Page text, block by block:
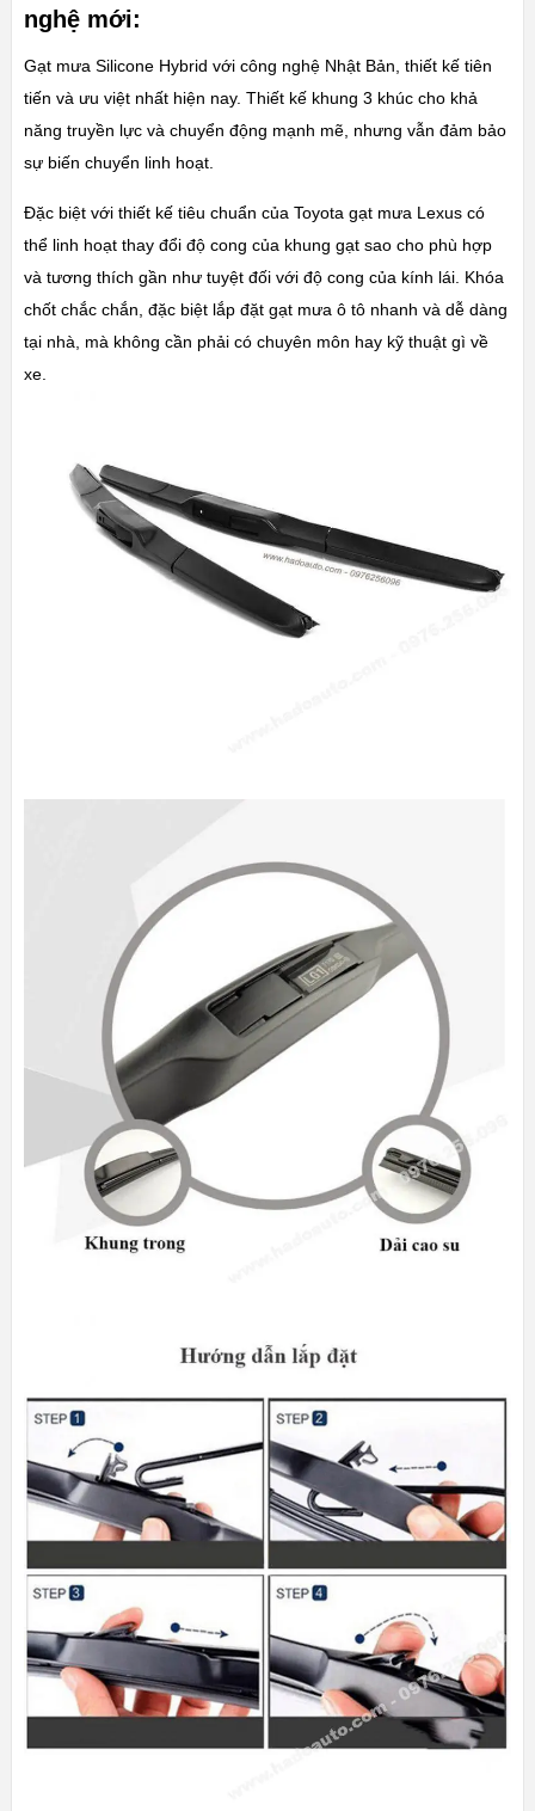
nghệ mới:
Gạt mưa Silicone Hybrid với công nghệ Nhật Bản, thiết kế tiên
tiến và ưu việt nhất hiện nay. Thiết kế khung 3 khúc cho khả
năng truyền lực và chuyển động mạnh mẽ, nhưng vẫn đảm bảo
sự biến chuyển linh hoạt.
Đặc biệt với thiết kế tiêu chuẩn của Toyota gạt mưa Lexus có
thể linh hoạt thay đổi độ cong của khung gạt sao cho phù hợp
và tương thích gần như tuyệt đối với độ cong của kính lái. Khóa
chốt chắc chắn, đặc biệt lắp đặt gạt mưa ô tô nhanh và dễ dàng
tại nhà, mà không cần phải có chuyên môn hay kỹ thuật gì về
xe.